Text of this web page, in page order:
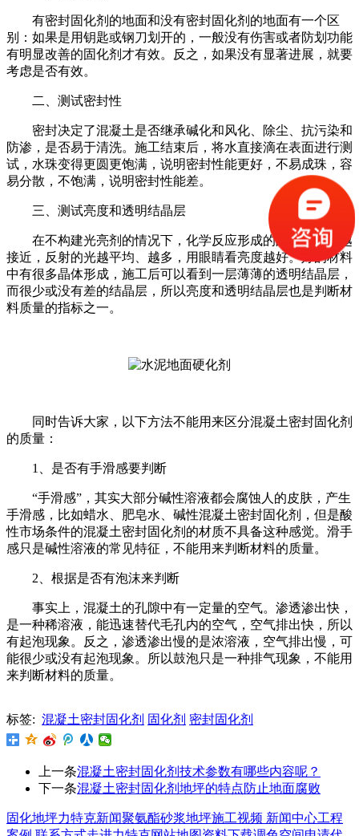
有密封固化剂的地面和没有密封固化剂的地面有一个区
别：如果是用钥匙或钢刀划开的，一般没有伤害或者防划功能
有明显改善的固化剂才有效。反之，如果没有显著进展，就要
考虑是否有效。
二、测试密封性
密封决定了混凝土是否继承碱化和风化、除尘、抗污染和
防渗，是否易于清洗。施工结束后，将水直接滴在表面进行测
试，水珠变得更圆更饱满，说明密封性能更好，不易成珠，容
易分散，不饱满，说明密封性能差。
三、测试亮度和透明结晶层
在不构建光亮剂的情况下，化学反应形成的晶体越多，越
接近，反射的光越平均、越多，用眼睛看亮度越好。好的材料
中有很多晶体形成，施工后可以看到一层薄薄的透明结晶层，
而很少或没有差的结晶层，所以亮度和透明结晶层也是判断材
料质量的指标之一。
同时告诉大家，以下方法不能用来区分混凝土密封固化剂
的质量：
1、是否有手滑感要判断
“手滑感”，其实大部分碱性溶液都会腐蚀人的皮肤，产生
手滑感，比如蜡水、肥皂水、碱性混凝土密封固化剂，但是酸
性市场条件的混凝土密封固化剂的材质不具备这种感觉。滑手
感只是碱性溶液的常见特征，不能用来判断材料的质量。
2、根据是否有泡沫来判断
事实上，混凝土的孔隙中有一定量的空气。渗透渗出快，
是一种稀溶液，能迅速替代毛孔内的空气，空气排出快，所以
有起泡现象。反之，渗透渗出慢的是浓溶液，空气排出慢，可
能很少或没有起泡现象。所以鼓泡只是一种排气现象，不能用
来判断材料的质量。
标签: 混凝土密封固化剂 固化剂 密封固化剂
上一条混凝土密封固化剂技术参数有哪些内容呢？
下一条混凝土密封固化剂地坪的特点防止地面腐败
固化地坪力特克新闻聚氨酯砂浆地坪施工视频 新闻中心工程